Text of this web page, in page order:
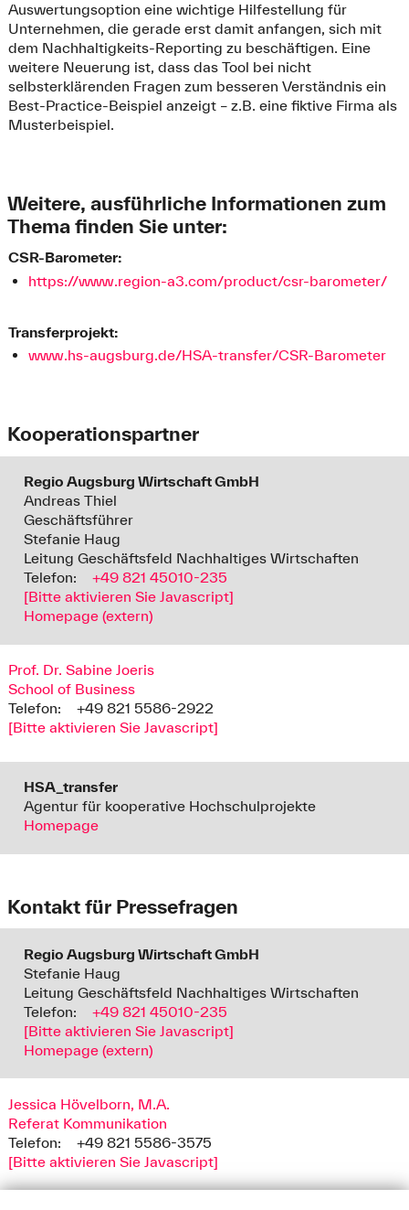
Auswertungsoption eine wichtige Hilfestellung für
Unternehmen, die gerade erst damit anfangen, sich mit
dem Nachhaltigkeits-Reporting zu beschäftigen. Eine
weitere Neuerung ist, dass das Tool bei nicht
selbsterklärenden Fragen zum besseren Verständnis ein
Best-Practice-Beispiel anzeigt – z.B. eine fiktive Firma als
Musterbeispiel.
Weitere, ausführliche Informationen zum
Thema finden Sie unter:
CSR-Barometer:
https://www.region-a3.com/product/csr-barometer/
Transferprojekt:
www.hs-augsburg.de/HSA-transfer/CSR-Barometer
Kooperationspartner
Regio Augsburg Wirtschaft GmbH
Andreas Thiel
Geschäftsführer
Stefanie Haug
Leitung Geschäftsfeld Nachhaltiges Wirtschaften
Telefon:
+49 821 45010-235
[Bitte aktivieren Sie Javascript]
Homepage (extern)
Prof. Dr. Sabine Joeris
School of Business
Telefon:
+49 821 5586-2922
[Bitte aktivieren Sie Javascript]
HSA_transfer
Agentur für kooperative Hochschulprojekte
Homepage
Kontakt für Pressefragen
Regio Augsburg Wirtschaft GmbH
Stefanie Haug
Leitung Geschäftsfeld Nachhaltiges Wirtschaften
Telefon:
+49 821 45010-235
[Bitte aktivieren Sie Javascript]
Homepage (extern)
Jessica Hövelborn, M.A.
Referat Kommunikation
Telefon:
+49 821 5586-3575
[Bitte aktivieren Sie Javascript]